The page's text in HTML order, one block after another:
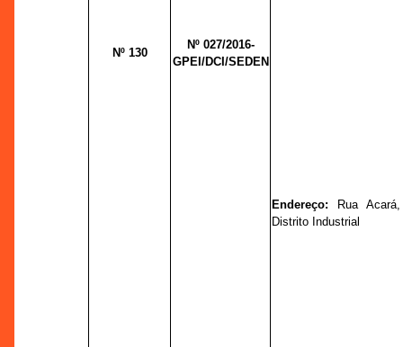
Nº 130
Nº 027/2016-
GPEI/DCI/SEDEN
Endereço:
Rua
Distrito Industrial